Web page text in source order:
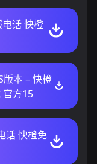
话 快橙
本 – 快橙
方15
话 快橙免